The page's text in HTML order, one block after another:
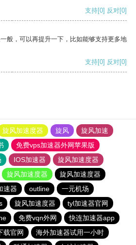
支持[0] 反对[0]
般，可以再提升一下，比如能够支持更多地
支持[0] 反对[0]
旋风加速度器 旋风
旋风加速
免费vps加速器外网苹果版
IOS加速器
旋风加速度器
旋风加速度器
旋风加速度器
速器 outline
一元机场
旋风加速度器
tyl加速器官网
免费vqn外网
快连加速器app
载官网
海外加速器试用一小时